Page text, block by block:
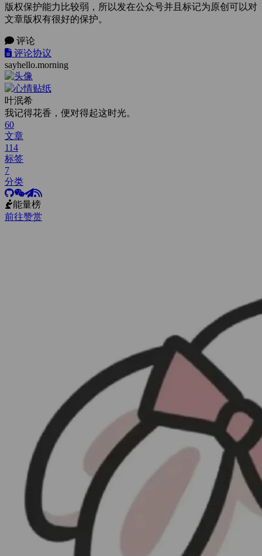
版权保护能力比较弱，所以发在公众号并且标记为原创可以对
文章版权有很好的保护。
评论
评论协议
sayhello.morning
叶泯希
我记得花香，便对得起这时光。
60
文章
114
标签
7
分类
能量榜
前往赞赏